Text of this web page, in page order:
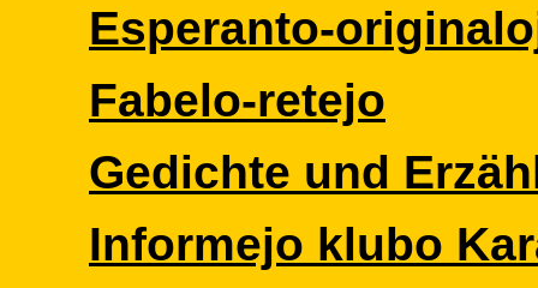
Esperanto-
Fabelo-retejo
Gedichte und
Informejo klubo